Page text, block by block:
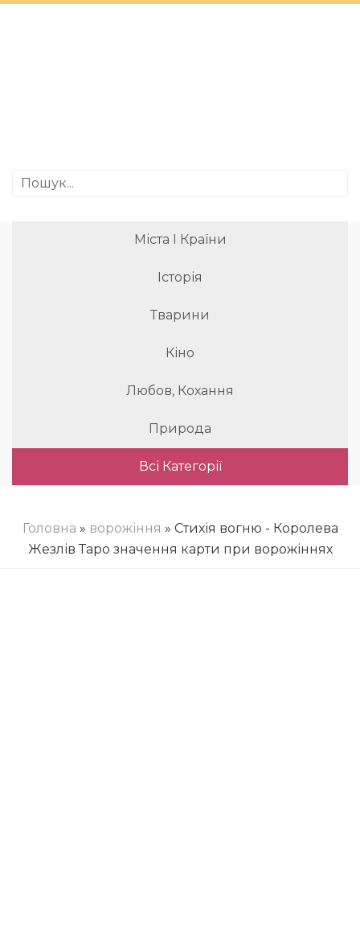
Міста І Країни
Історія
Тварини
Кіно
Любов, Кохання
Природа
Всі Категорії
Головна » ворожіння » Стихія вогню - Королева
Жезлів Таро значення карти при ворожіннях